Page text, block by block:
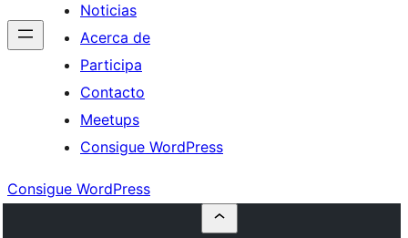
Noticias
Acerca de
Participa
Contacto
Meetups
Consigue WordPress
Consigue WordPress